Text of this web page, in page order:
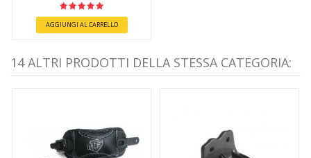
AGGIUNGI AL CARRELLO
14 ALTRI PRODOTTI DELLA STESSA CATEGORIA: